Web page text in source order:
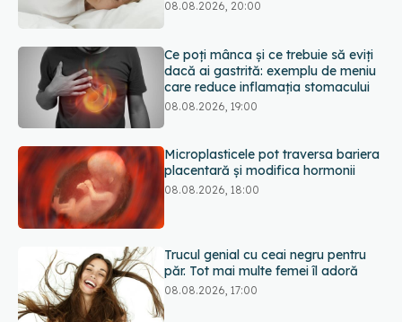
08.08.2026, 19:00
Microplasticele pot traversa bariera
placentară și modifica hormonii
08.08.2026, 18:00
Trucul genial cu ceai negru pentru
păr. Tot mai multe femei îl adoră
08.08.2026, 17:00
Medicamentul folosit de peste 60 de
ani care acționează într-un loc
neașteptat